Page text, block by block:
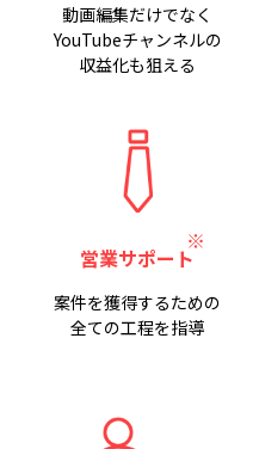
動画編集だけでなく
YouTubeチャンネルの
収益化も狙える
営業サポート
案件を獲得するための
全ての工程を指導